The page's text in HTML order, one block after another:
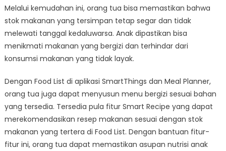
Melalui kemudahan ini, orang tua bisa memastikan bahwa
stok makanan yang tersimpan tetap segar dan tidak
melewati tanggal kedaluwarsa. Anak dipastikan bisa
menikmati makanan yang bergizi dan terhindar dari
konsumsi makanan yang tidak layak.
Dengan Food List di aplikasi SmartThings dan Meal Planner,
orang tua juga dapat menyusun menu bergizi sesuai bahan
yang tersedia. Tersedia pula fitur Smart Recipe yang dapat
merekomendasikan resep makanan sesuai dengan stok
makanan yang tertera di Food List. Dengan bantuan fitur-
fitur ini, orang tua dapat memastikan asupan nutrisi anak